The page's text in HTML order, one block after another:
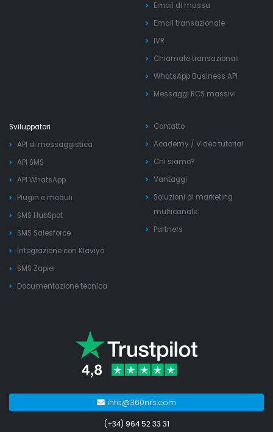
Email di massa
Email transazionale
IVR
Chiamate transazionali
WhatsApp Business API
Messaggi RCS massivi
Sviluppatori
API di messaggistica
API SMS
API WhatsApp
Plugin e moduli
SMS HubSpot
SMS Salesforce
Integrazione con Klaviyo
SMS Zapier
Documentazione tecnica
Contatto
Academy / Video tutorial
Chi siamo?
Vantaggi
Soluzioni di marketing
multicanale
Partners
info@360nrs.com
(+34) 964 52 33 31